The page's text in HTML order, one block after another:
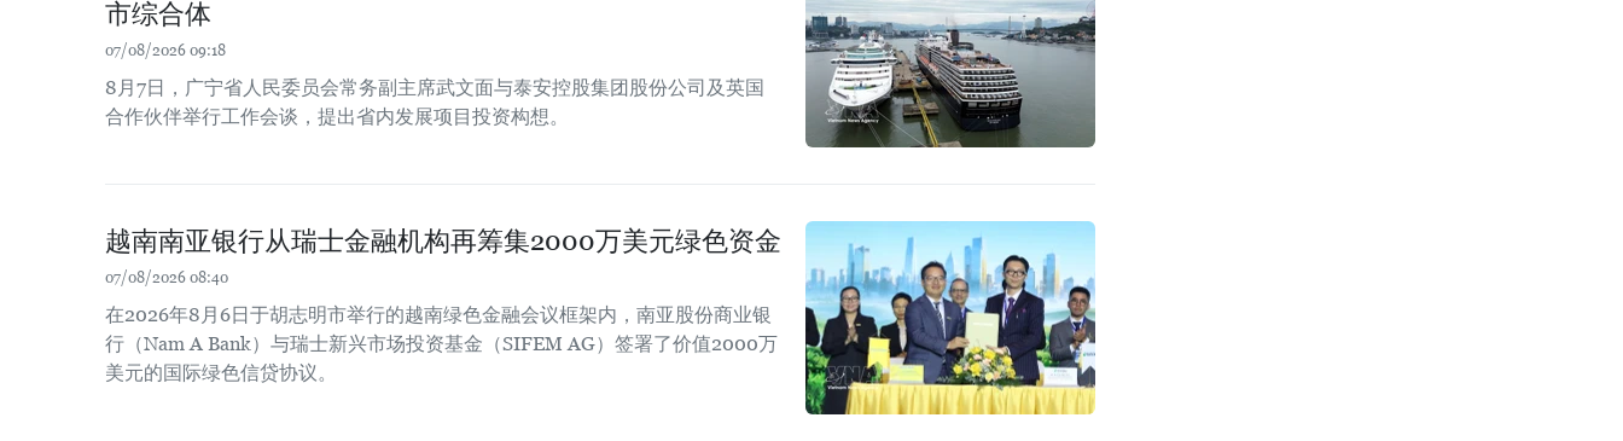
市综合体
07/08/2026 09:18
8月7日，广宁省人民委员会常务副主席武文面与泰安控股集团股份公司及英国
合作伙伴举行工作会谈，提出省内发展项目投资构想。
越南南亚银行从瑞士金融机构再筹集2000万美元绿色资金
07/08/2026 08:40
在2026年8月6日于胡志明市举行的越南绿色金融会议框架内，南亚股份商业银
行（Nam A Bank）与瑞士新兴市场投资基金（SIFEM AG）签署了价值2000万
美元的国际绿色信贷协议。